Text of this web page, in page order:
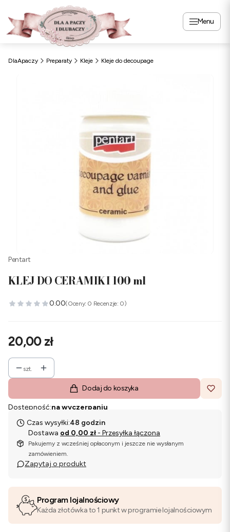
Menu
DlaApaczy Preparaty Kleje Kleje do decoupage
Pentart
KLEJ DO CERAMIKI 100 ml
0.00(Oceny: 0 Recenzje: 0)
Cena
20,00 zł
szt.
Dodaj do koszyka
Dostępność:na wyczerpaniu
Czas wysyłki:48 godzin
Dostawa od 0,00 zł - Przesyłka łączona
Pakujemy z wcześniej opłaconym i jeszcze nie wysłanym
zamówieniem.
Zapytaj o produkt
Program lojalnościowy
Każda złotówka to 1 punkt w programie lojalnościowym